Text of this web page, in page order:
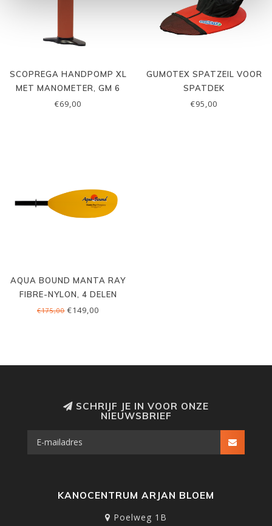
SCOPREGA HANDPOMP XL
MET MANOMETER, GM 6
€69,00
GUMOTEX SPATZEIL VOOR
SPATDEK
€95,00
AQUA BOUND MANTA RAY
FIBRE-NYLON, 4 DELEN
€175,00 €149,00
SCHRIJF JE IN VOOR ONZE
NIEUWSBRIEF
KANOCENTRUM ARJAN BLOEM
Poelweg 1B